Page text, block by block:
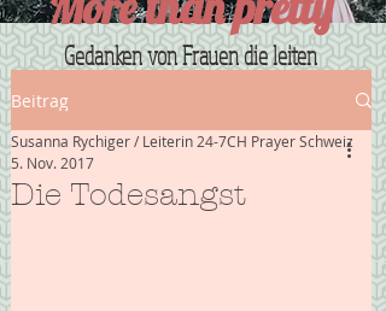
Gedanken von Frauen die leiten
Beitrag
Die Todesangst
Susanna Rychiger / Leiterin 24-7CH Prayer Schweiz
5. Nov. 2017